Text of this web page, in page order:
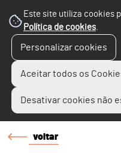
Este site utiliza cookies
Política de cookies.
Personalizar cookies
Aceitar todos os
Desativar cookies não
voltar